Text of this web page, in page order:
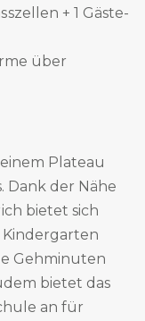
+ 1 Gäste-
über
Plateau
Dank der Nähe
bietet sich
Gehminuten
bietet das
an für